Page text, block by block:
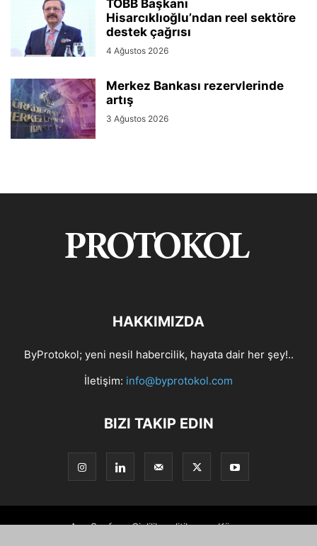
TOBB Başkanı
Hisarcıklıoğlu’ndan reel sektöre
destek çağrısı
4 Ağustos 2026
Merkez Bankası rezervlerinde
artış
3 Ağustos 2026
HAKKIMIZDA
ByProtokol; yeni nesil habercilik, hayata dair her şey!..
İletişim: info@byprotokol.com
BIZI TAKIP EDIN
Ana Sayfa Gizlilik politikası Künye